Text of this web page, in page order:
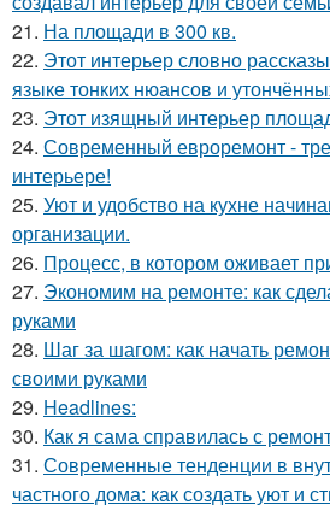
21. На площади в 300 кв.
22. Этот интерьер словно
языке тонких нюансов и
23. Этот изящный интерьер
24. Современный евроремонт -
интерьере!
25. Уют и удобство на кухне
организации.
26. Процесс, в котором оживает
27. Экономим на ремонте: как
руками
28. Шаг за шагом: как начать
своими руками
29. Headlines:
30. Как я сама справилась с
31. Современные тенденции в
частного дома: как создать уют и